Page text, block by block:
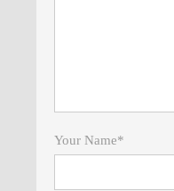
Your Name*